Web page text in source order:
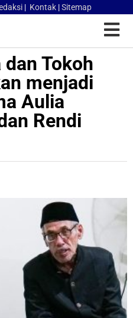
| Kontak |Sitemap
Tokoh
menjadi
Aulia
Rendi